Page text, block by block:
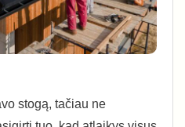
stogą, tačiau ne